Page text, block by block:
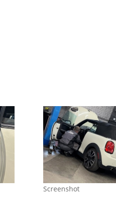
Screenshot